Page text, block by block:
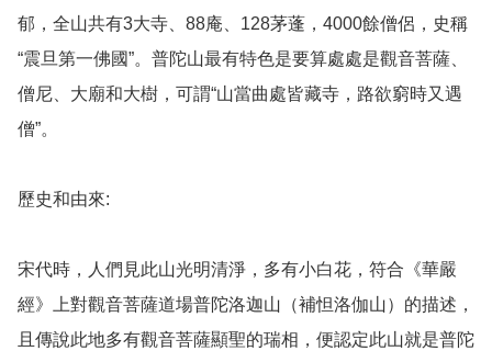
郁，全山共有3大寺、88庵、128茅蓬，4000餘僧侶，史稱
“震旦第一佛國”。普陀山最有特色是要算處處是觀音菩薩、
僧尼、大廟和大樹，可謂“山當曲處皆藏寺，路欲窮時又遇
僧”。
歷史和由來:
宋代時，人們見此山光明清淨，多有小白花，符合《華嚴
經》上對觀音菩薩道場普陀洛迦山（補怛洛伽山）的描述，
且傳說此地多有觀音菩薩顯聖的瑞相，便認定此山就是普陀